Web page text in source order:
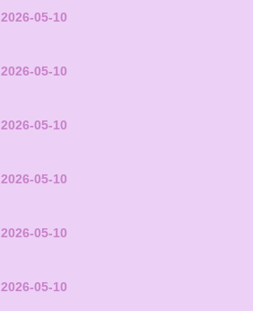
2026-05-10
2026-05-10
2026-05-10
2026-05-10
2026-05-10
2026-05-10